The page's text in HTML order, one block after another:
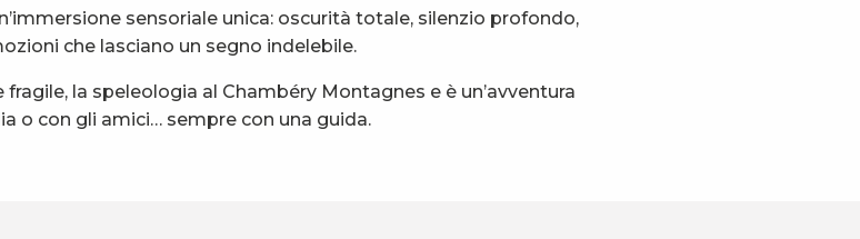
sensoriale unica: oscurità totale, silenzio profondo,
che lasciano un segno indelebile.
la speleologia al Chambéry Montagnes e è un’avventura
o con gli amici… sempre con una guida.